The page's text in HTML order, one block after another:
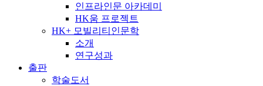
인프라인문 아카데미
HK움 프로젝트
HK+ 모빌리티인문학
소개
연구성과
출판
학술도서